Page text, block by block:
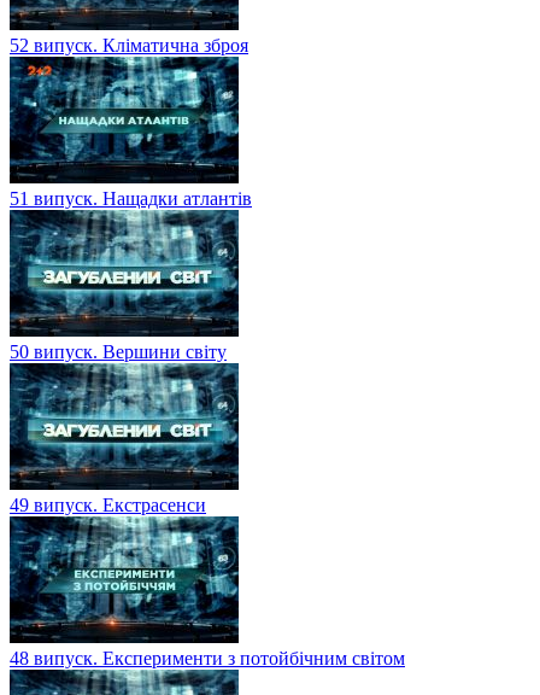
52 випуск. Кліматична зброя
51 випуск. Нащадки атлантів
50 випуск. Вершини світу
49 випуск. Екстрасенси
48 випуск. Експерименти з потойбічним світом